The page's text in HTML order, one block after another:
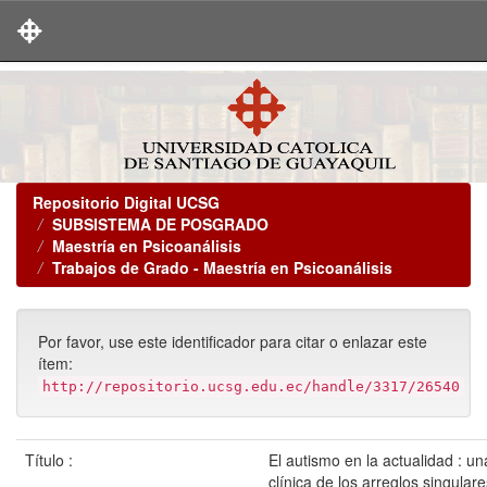
Repositorio Digital UCSG
SUBSISTEMA DE POSGRADO
Maestría en Psicoanálisis
Trabajos de Grado - Maestría en Psicoanálisis
Por favor, use este identificador para citar o enlazar este
ítem:
http://repositorio.ucsg.edu.ec/handle/3317/26540
Título :
El autismo en la actualidad :
clínica de los arreglos